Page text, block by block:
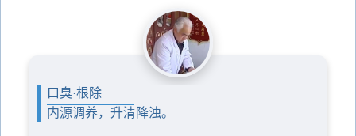
口臭·根除
内源调养，升清降浊。